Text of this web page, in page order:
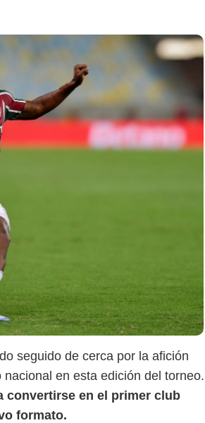
seguido de cerca por la afición
en esta edición del torneo.
convertirse en el primer club
formato.